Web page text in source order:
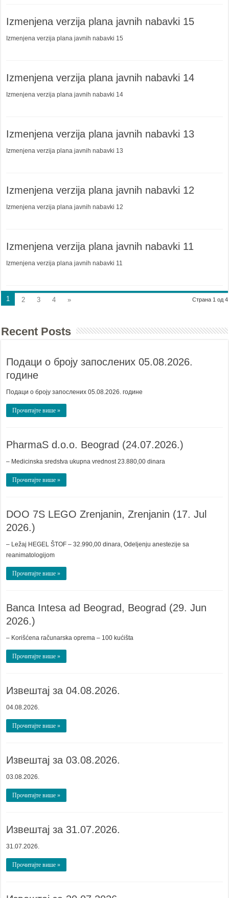
Izmenjena verzija plana javnih nabavki 15
Izmenjena verzija plana javnih nabavki 15
Izmenjena verzija plana javnih nabavki 14
Izmenjena verzija plana javnih nabavki 14
Izmenjena verzija plana javnih nabavki 13
Izmenjena verzija plana javnih nabavki 13
Izmenjena verzija plana javnih nabavki 12
Izmenjena verzija plana javnih nabavki 12
Izmenjena verzija plana javnih nabavki 11
Izmenjena verzija plana javnih nabavki 11
Страна 1 од 4
1 2 3 4 »
Recent Posts
Подаци о броју запослених 05.08.2026.
године
Подаци о броју запослених 05.08.2026. године
Прочитајте више »
PharmaS d.o.o. Beograd (24.07.2026.)
– Medicinska sredstva ukupna vrednost 23.880,00 dinara
Прочитајте више »
DOO 7S LEGO Zrenjanin, Zrenjanin (17. Jul
2026.)
– Ležaj HEGEL ŠTOF – 32.990,00 dinara, Odeljenju anestezije sa
reanimatologijom
Прочитајте више »
Banca Intesa ad Beograd, Beograd (29. Jun
2026.)
– Korišćena računarska oprema – 100 kućišta
Прочитајте више »
Извештај за 04.08.2026.
04.08.2026.
Прочитајте више »
Извештај за 03.08.2026.
03.08.2026.
Прочитајте више »
Извештај за 31.07.2026.
31.07.2026.
Прочитајте више »